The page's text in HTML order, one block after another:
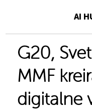
AI
G20,
MMF
digitalne